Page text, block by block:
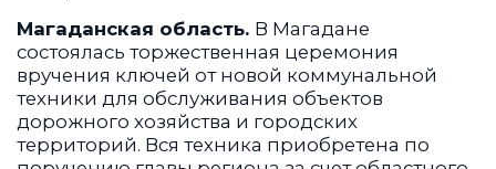
Магаданская область. В Магадане
состоялась торжественная церемония
вручения ключей от новой коммунальной
техники для обслуживания объектов
дорожного хозяйства и городских
территорий. Вся техника приобретена по